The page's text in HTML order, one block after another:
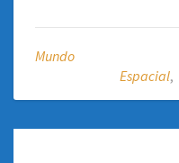
Mundo
Espacial,